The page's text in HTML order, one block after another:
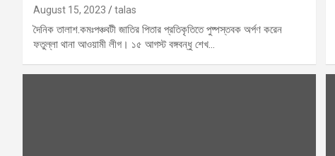
August 15, 2023 talas
দৈনিক তালাশ.কমঃপঞ্চবটী জাতির পিতার প্রতিকৃতিতে পুষ্পস্তবক অর্পণ করেন
ফতুল্লা থানা আওয়ামী লীগ। ১৫ আগস্ট বঙ্গবন্ধু শেখ…